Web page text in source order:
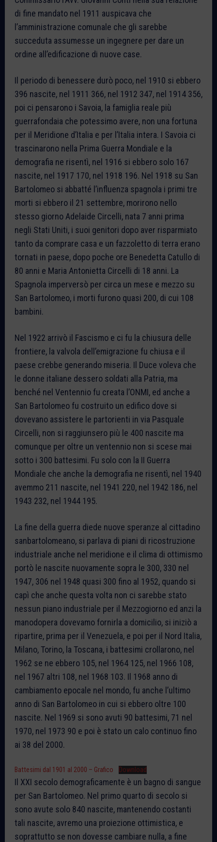
di fine mandato nel 1911 auspicava che
l’amministrazione comunale che gli sarebbe
succeduta assumesse un ingegnere per dare un
ordine all’edificazione di nuove case.
Il periodo di benessere durò poco, nel 1910 si ebbero
396 nascite, nel 1911 366, nel 1912 347, nel 1914 356,
poi ci pensarono i Savoia, la famiglia reale più
guerrafondaia che potessimo avere, non una fortuna
per il Meridione d’Italia e per l’Italia intera. I Savoia ci
trascinarono nella Prima Guerra Mondiale e la
demografia ne risentì, nel 1916 si ebbero solo 167
nascite, nel 1917 170, nel 1918 196. Nel 1918 su San
Bartolomeo si abbatté l’influenza spagnola i primi tre
morti si ebbero il 21 settembre, morirono nello
stesso giorno Adelaide Circelli, nata 7 anni prima
negli Stati Uniti, i suoi genitori dopo aver risparmiato
tanto da comprare casa e un fazzoletto di terra erano
tornati in paese, dopo poche ore Benedetta Catullo di
80 anni e Maria Antonietta Circelli di 18 anni. La
Spagnola imperversò per circa un mese e mezzo su
San Bartolomeo, i morti furono quasi 200, di cui 108
bambini.
Nel 1922 arrivò il Fascismo e ci fu la chiusura delle
frontiere, la valvola dell’emigrazione fu chiusa e il
paese crebbe generando miseria. Il Duce voleva che
le donne italiane dessero soldati alla Patria, ma
benché nel Ventennio fu creata l’ONMI, ed anche a
San Bartolomeo fu costruito un edifico dove si
dovevano assistere le partorienti in via Pasquale
Circelli, non si raggiunsero più le 400 nascite ma
comunque per oltre un ventennio non si scese mai
sotto i 300 battesimi. Fu solo con la II Guerra
Mondiale che anche la demografia ne risentì, nel 1940
avemmo 211 nascite, nel 1941 220, nel 1942 186, nel
1943 232, nel 1944 195.
La fine della guerra diede nuove speranze al cittadino
sanbartolomeano, si parlava di piani di ricostruzione
industriale anche nel meridione e il clima di ottimismo
portò le nascite nuovamente sopra le 300, 330 nel
1947, 306 nel 1948 quasi 300 fino al 1952, quando si
capì che anche questa volta non ci sarebbe stato
nessun piano industriale per il Mezzogiorno ed anzi la
manodopera dovevamo fornirla a domicilio, si iniziò a
ripartire, prima per il Venezuela, e poi per il Nord Italia,
Milano, Torino, la Toscana, i battesimi crollarono, nel
1962 se ne ebbero 105, nel 1964 125, nel 1966 108,
nel 1967 altri 108, nel 1968 103. Il 1968 anno di
cambiamento epocale nel mondo, fu anche l’ultimo
anno di San Bartolomeo in cui si ebbero oltre 100
nascite. Nel 1969 si sono avuti 90 battesimi, 71 nel
1970, nel 1973 90 e poi è stato un calo continuo fino
ai 38 del 2000.
Battesimi dal 1901 al 2000 – Grafico Download
Il XXI secolo demograficamente è un bagno di sangue
per San Bartolomeo. Nel primo quarto di secolo si
sono avute solo 840 nascite, mantenendo costanti
tali nascite, avremo una proiezione ottimistica, e
soprattutto se non dovesse cambiare nulla, a fine